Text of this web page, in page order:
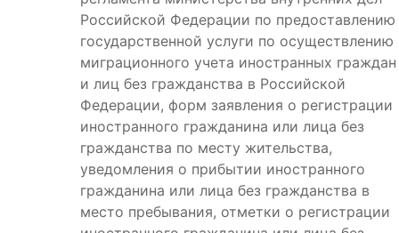
Российской Федерации по предоставлению
государственной услуги по осуществлению
миграционного учета иностранных граждан
и лиц без гражданства в Российской
Федерации, форм заявления о регистрации
иностранного гражданина или лица без
гражданства по месту жительства,
уведомления о прибытии иностранного
гражданина или лица без гражданства в
место пребывания, отметки о регистрации